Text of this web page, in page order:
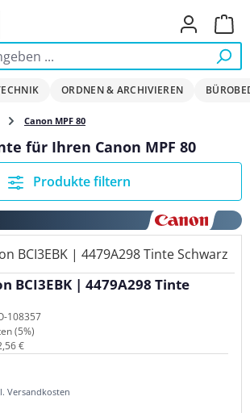
ORDNEN & ARCHIVIEREN
Canon MPF 80
für Ihren Canon MPF 80
Produkte filtern
BCI3EBK | 4479A298 Tinte
108357
(5%)
€
Versandkosten